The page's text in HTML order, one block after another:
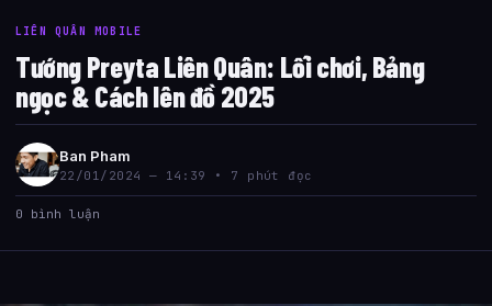
LIÊN QUÂN MOBILE
Tướng Preyta Liên Quân: Lối chơi, Bảng
ngọc & Cách lên đồ 2025
Ban Pham
22/01/2024 — 14:39 • 7 phút đọc
0 bình luận